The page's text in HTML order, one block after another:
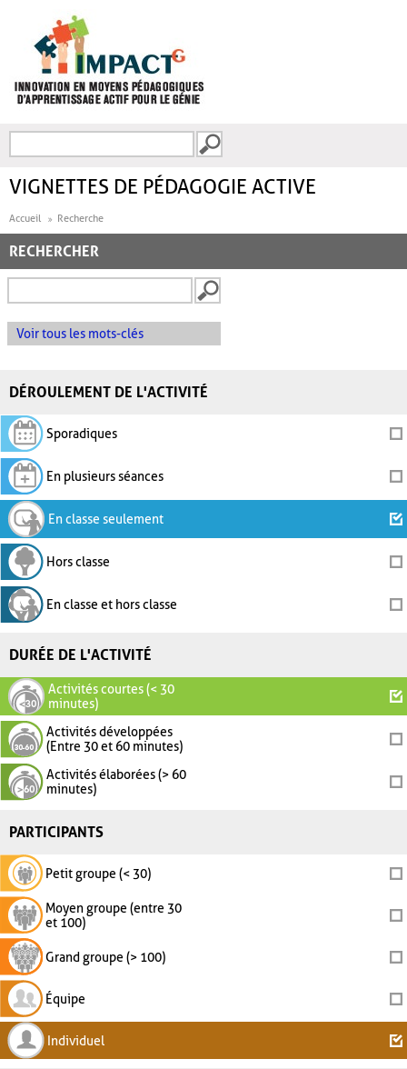
FORMULAIRE DE
VIGNETTES DE PÉDAGOGIE ACTIVE
Accueil Recherche
RECHERCHER
Voir tous les mots-clés
DÉROULEMENT DE L'ACTIVITÉ
Sporadiques
En plusieurs séances
En classe seulement
Hors classe
En classe et hors classe
DURÉE DE L'ACTIVITÉ
Activités courtes (< 30
minutes)
Activités développées
(Entre 30 et 60 minutes)
Activités élaborées (> 60
minutes)
PARTICIPANTS
Petit groupe (< 30)
Moyen groupe (entre 30
et 100)
Grand groupe (> 100)
Équipe
Individuel